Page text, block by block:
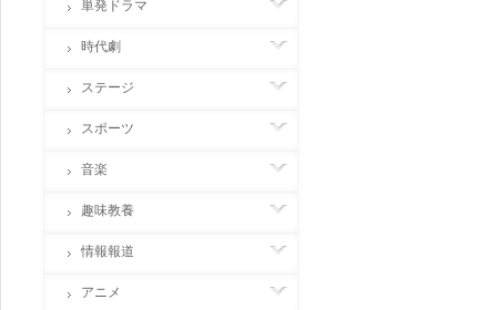
単発ドラマ
時代劇
ステージ
スポーツ
音楽
趣味教養
情報報道
アニメ